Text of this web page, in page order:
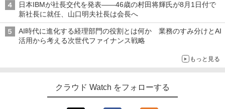
日本IBMが社長交代を発表――46歳の村田将輝氏が8月1日付で
新社長に就任、山口明夫社長は会長へ
AI時代に進化する経理部門の役割とは何か 業務のすみ分けとAI
活用から考える次世代ファイナンス戦略
もっと見る
クラウド Watch をフォローする